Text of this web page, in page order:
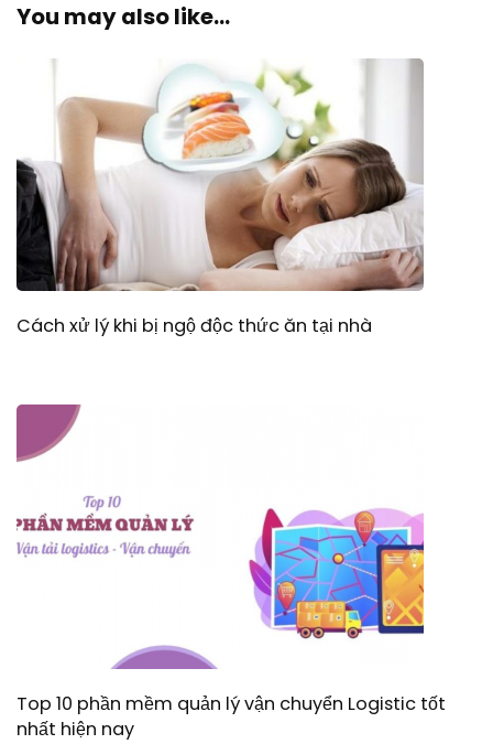
You may also like...
Cách xử lý khi bị ngộ độc thức ăn tại nhà
Top 10 phần mềm quản lý vận chuyển Logistic tốt
nhất hiện nay